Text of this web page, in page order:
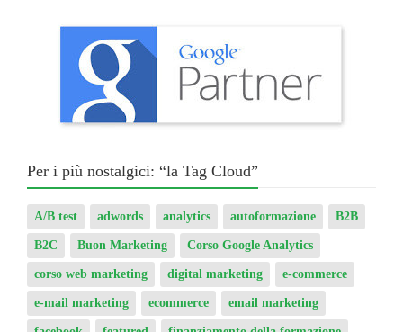
Per i più nostalgici: “la Tag Cloud”
A/B test adwords analytics autoformazione B2B
B2C Buon Marketing Corso Google Analytics
corso web marketing digital marketing e-commerce
e-mail marketing ecommerce email marketing
facebook featured finanziamento della formazione